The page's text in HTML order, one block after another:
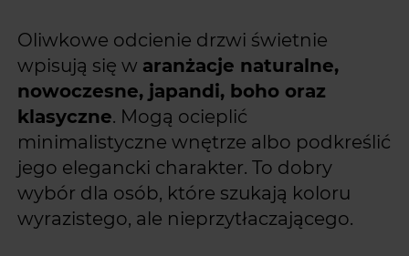
Oliwkowe odcienie drzwi świetnie
wpisują się w aranżacje naturalne,
nowoczesne, japandi, boho oraz
klasyczne. Mogą ocieplić
minimalistyczne wnętrze albo podkreślić
jego elegancki charakter. To dobry
wybór dla osób, które szukają koloru
wyrazistego, ale nieprzytłaczającego.